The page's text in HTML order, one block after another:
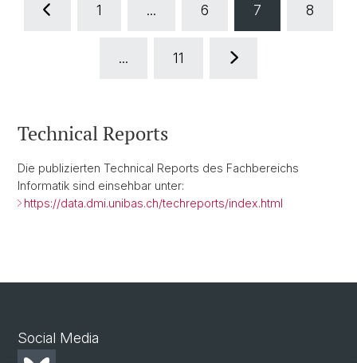
1 ... 6 7 8
... 11
Technical Reports
Die publizierten Technical Reports des Fachbereichs
Informatik sind einsehbar unter:
https://data.dmi.unibas.ch/techreports/index.html
Social Media